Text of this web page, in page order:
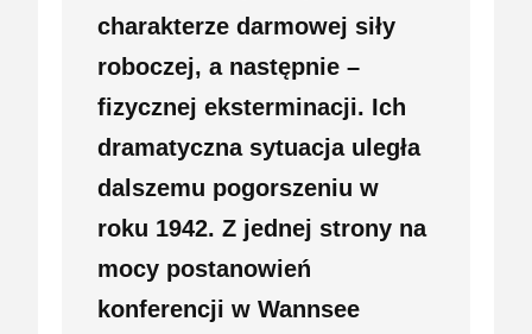
charakterze darmowej siły
roboczej, a następnie –
fizycznej eksterminacji. Ich
dramatyczna sytuacja uległa
dalszemu pogorszeniu w
roku 1942. Z jednej strony na
mocy postanowień
konferencji w Wannsee